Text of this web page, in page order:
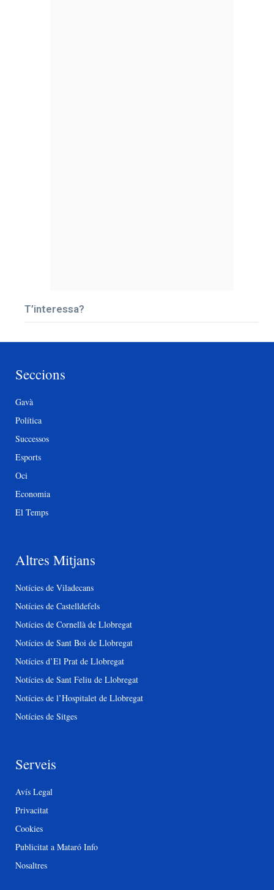
T’interessa?
Seccions
Gavà
Política
Successos
Esports
Oci
Economia
El Temps
Altres Mitjans
Notícies de Viladecans
Notícies de Castelldefels
Notícies de Cornellà de Llobregat
Notícies de Sant Boi de Llobregat
Notícies d’El Prat de Llobregat
Notícies de Sant Feliu de Llobregat
Notícies de l’Hospitalet de Llobregat
Notícies de Sitges
Serveis
Avís Legal
Privacitat
Cookies
Publicitat a Mataró Info
Nosaltres